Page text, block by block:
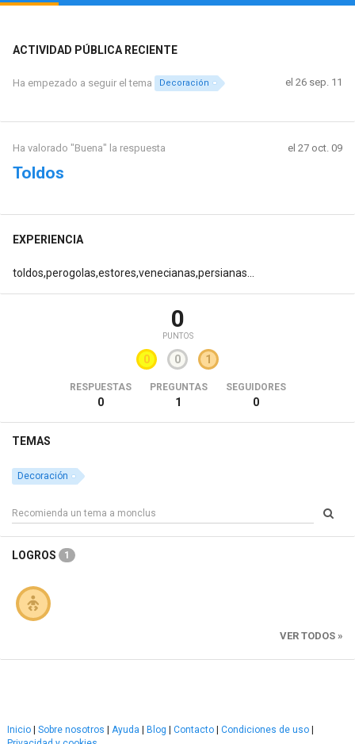
ACTIVIDAD PÚBLICA RECIENTE
Ha empezado a seguir el tema Decoración el 26 sep. 11
Ha valorado "Buena" la respuesta el 27 oct. 09
Toldos
EXPERIENCIA
toldos,perogolas,estores,venecianas,persianas...
0
PUNTOS
0 0 1
RESPUESTAS
0
PREGUNTAS
1
SEGUIDORES
0
TEMAS
Decoración
LOGROS 1
VER TODOS »
Inicio | Sobre nosotros | Ayuda | Blog | Contacto | Condiciones de uso |